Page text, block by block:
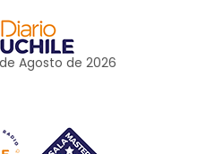
Agosto de 2026